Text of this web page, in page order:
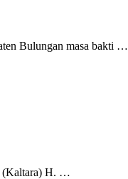
Bulungan masa bakti …
(Kaltara) H. …